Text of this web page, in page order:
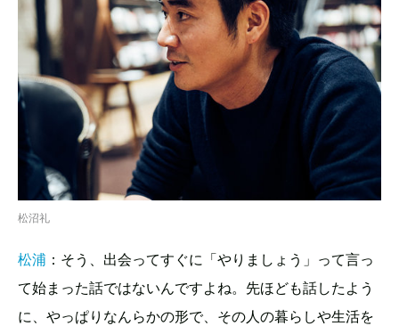
松沼礼
松浦 ：そう、出会ってすぐに「やりましょう」って言っ
て始まった話ではないんですよね。先ほども話したよう
に、やっぱりなんらかの形で、その人の暮らしや生活を